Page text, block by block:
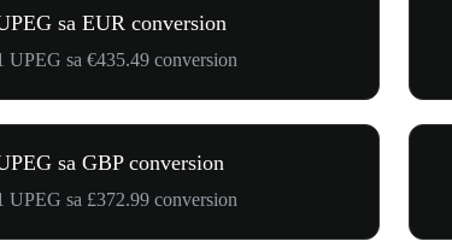
sa EUR conversion
UPEG sa €435.49 conversion
sa GBP conversion
UPEG sa £372.99 conversion